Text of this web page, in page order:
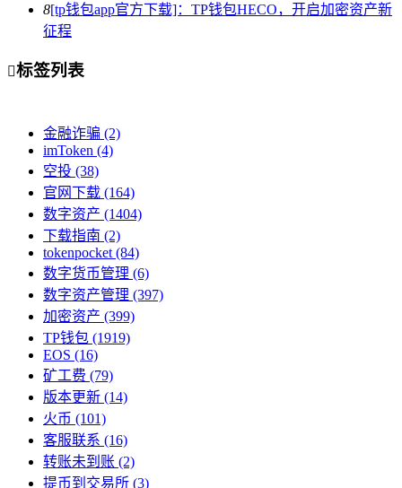
8[tp钱包app官方下载]：TP钱包HECO，开启加密资产新
征程
标签列表
金融诈骗 (2)
imToken (4)
空投 (38)
官网下载 (164)
数字资产 (1404)
下载指南 (2)
tokenpocket (84)
数字货币管理 (6)
数字资产管理 (397)
加密资产 (399)
TP钱包 (1919)
EOS (16)
矿工费 (79)
版本更新 (14)
火币 (101)
客服联系 (16)
转账未到账 (2)
提币到交易所 (3)